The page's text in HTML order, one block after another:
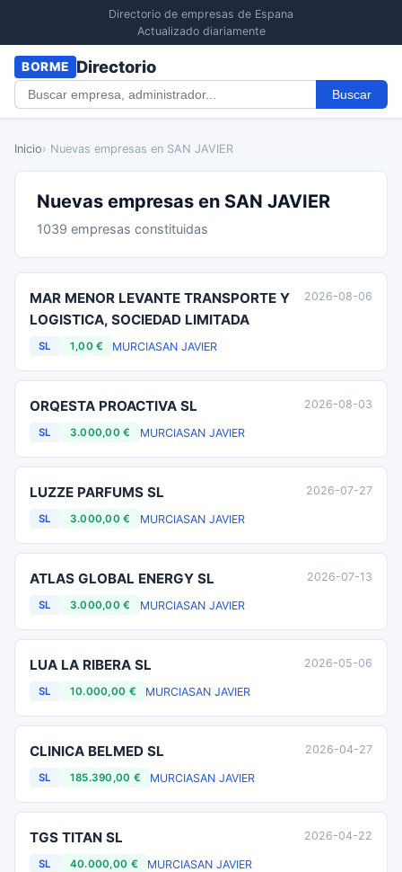
Directorio de empresas de Espana
Actualizado diariamente
BORME Directorio
Buscar
Inicio› Nuevas empresas en SAN JAVIER
Nuevas empresas en SAN JAVIER
1039 empresas constituidas
MAR MENOR LEVANTE TRANSPORTE Y
LOGISTICA, SOCIEDAD LIMITADA
SL 1,00 € MURCIASAN JAVIER
2026-08-06
ORQESTA PROACTIVA SL
SL 3.000,00 € MURCIASAN JAVIER
2026-08-03
LUZZE PARFUMS SL
SL 3.000,00 € MURCIASAN JAVIER
2026-07-27
ATLAS GLOBAL ENERGY SL
SL 3.000,00 € MURCIASAN JAVIER
2026-07-13
LUA LA RIBERA SL
SL 10.000,00 € MURCIASAN JAVIER
2026-05-06
CLINICA BELMED SL
SL 185.390,00 € MURCIASAN JAVIER
2026-04-27
TGS TITAN SL
SL 40.000,00 € MURCIASAN JAVIER
2026-04-22